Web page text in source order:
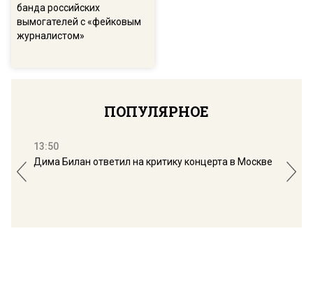
банда российских
вымогателей с «фейковым
журналистом»
ПОПУЛЯРНОЕ
13:50
Дима Билан ответил на критику концерта в Москве